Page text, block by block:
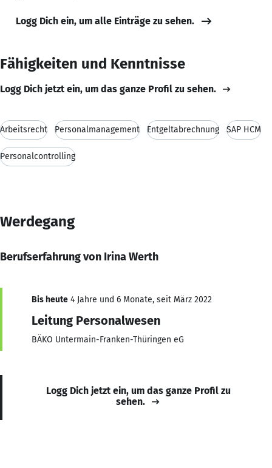
Logg Dich ein, um alle Einträge zu sehen.
Fähigkeiten und Kenntnisse
Logg Dich jetzt ein, um das ganze Profil zu sehen.
Arbeitsrecht Personalmanagement Entgeltabrechnung SAP HCM
Personalcontrolling
Werdegang
Berufserfahrung von Irina Werth
Bis heute 4 Jahre und 6 Monate, seit März 2022
Leitung Personalwesen
BÄKO Untermain-Franken-Thüringen eG
Logg Dich jetzt ein, um das ganze Profil zu
sehen.